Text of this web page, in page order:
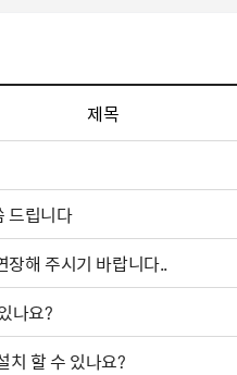
제목
드립니다
장해 주시기 바랍니다..
나요?
치 할 수 있나요?